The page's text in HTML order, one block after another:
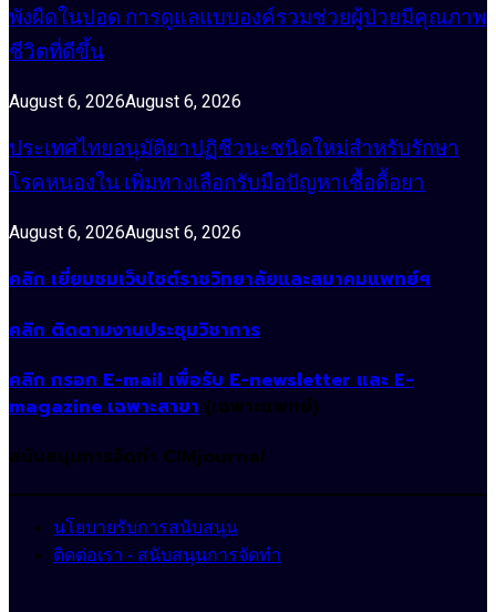
พังผืดในปอด การดูแลแบบองค์รวมช่วยผู้ป่วยมีคุณภาพ
ชีวิตที่ดีขึ้น
August 6, 2026August 6, 2026
ประเทศไทยอนุมัติยาปฏิชีวนะชนิดใหม่สำหรับรักษา
โรคหนองใน เพิ่มทางเลือกรับมือปัญหาเชื้อดื้อยา
August 6, 2026August 6, 2026
คลิก เยี่ยมชมเว็บไซต์ราชวิทยาลัยและสมาคมแพทย์ฯ
คลิก ติดตามงานประชุมวิชาการ
คลิก กรอก E-mail เพื่อรับ E-newsletter และ E-
magazine เฉพาะสาขา (เฉพาะแพทย์)
สนับสนุนการจัดทำ CIMjournal
นโยบายรับการสนับสนุน
ติดต่อเรา - สนับสนุนการจัดทำ